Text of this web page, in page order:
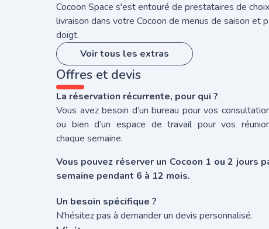
Cocoon Space s'est entouré de prestataires de
livraison dans votre Cocoon de menus de saison et
doigt.
Voir tous les extras
Offres et devis
La réservation récurrente, pour qui ?
Vous avez besoin d’un bureau pour vos
ou bien d’un espace de travail pour vos
chaque semaine.
Vous pouvez réserver un Cocoon 1 ou 2 jours
semaine pendant 6 à 12 mois.
Un besoin spécifique ?
N'hésitez pas à demander un devis personnalisé.